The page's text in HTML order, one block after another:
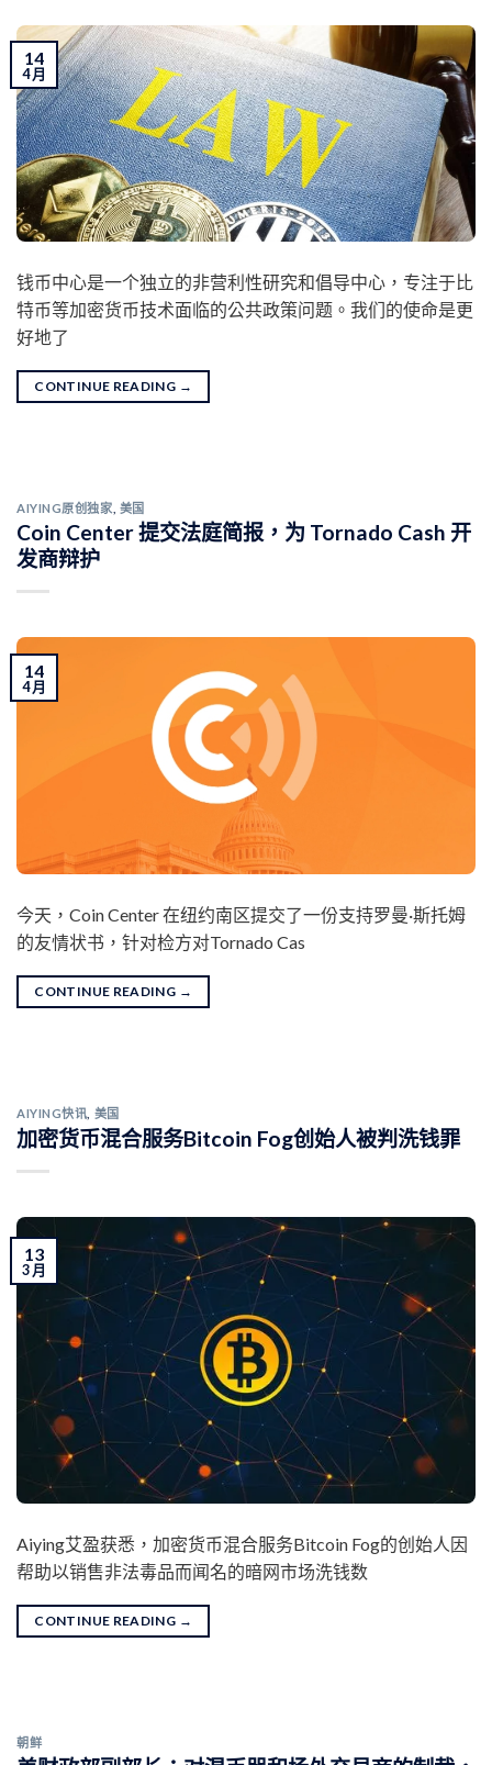
14
4 月
钱币中心是一个独立的非营利性研究和倡导中心，专注于比
特币等加密货币技术面临的公共政策问题。我们的使命是更
好地了
CONTINUE READING →
AIYING原创独家 美国
Coin Center 提交法庭简报，为 Tornado Cash 开
发商辩护
14
4 月
今天，Coin Center 在纽约南区提交了一份支持罗曼·斯托姆
的友情状书，针对检方对Tornado Cas
CONTINUE READING →
AIYING快讯 美国
加密货币混合服务Bitcoin Fog创始人被判洗钱罪
13
3 月
Aiying艾盈获悉，加密货币混合服务Bitcoin Fog的创始人因
帮助以销售非法毒品而闻名的暗网市场洗钱数
CONTINUE READING →
朝鲜